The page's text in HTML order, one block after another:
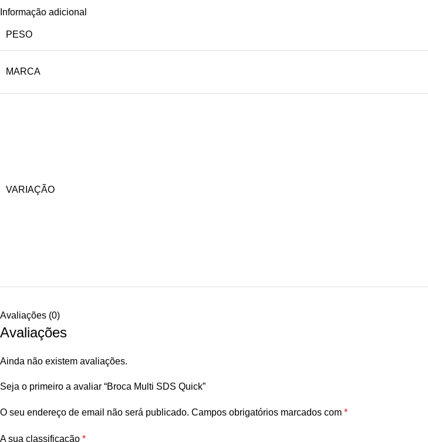
Informação adicional
PESO
MARCA
VARIAÇÃO
Avaliações (0)
Avaliações
Ainda não existem avaliações.
Seja o primeiro a avaliar “Broca Multi SDS Quick”
O seu endereço de email não será publicado. Campos obrigatórios marcados com *
A sua classificação *